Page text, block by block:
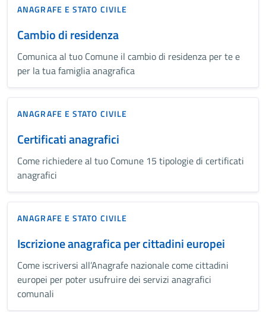
ANAGRAFE E STATO CIVILE
Cambio di residenza
Comunica al tuo Comune il cambio di residenza per te e
per la tua famiglia anagrafica
ANAGRAFE E STATO CIVILE
Certificati anagrafici
Come richiedere al tuo Comune 15 tipologie di certificati
anagrafici
ANAGRAFE E STATO CIVILE
Iscrizione anagrafica per cittadini europei
Come iscriversi all’Anagrafe nazionale come cittadini
europei per poter usufruire dei servizi anagrafici
comunali